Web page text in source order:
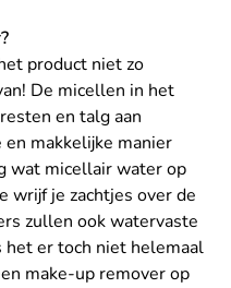
product niet zo
De micellen in het
en talg aan
makkelijke manier
wat micellair water op
wrijf je zachtjes over de
zullen ook watervaste
het er toch niet helemaal
make-up remover op